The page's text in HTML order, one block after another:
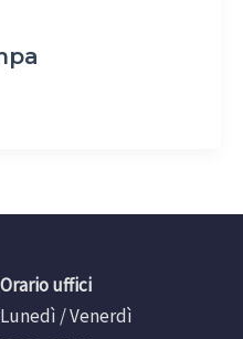
Orario uffici
Lunedì / Venerdì